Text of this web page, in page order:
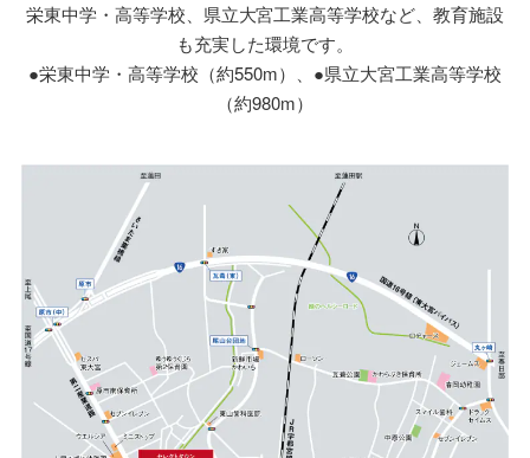
栄東中学・高等学校、県立大宮工業高等学校など、教育施設
も充実した環境です。
●栄東中学・高等学校（約550m）、●県立大宮工業高等学校
（約980m）